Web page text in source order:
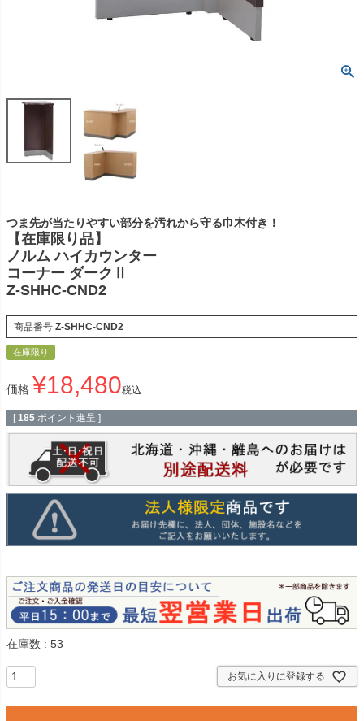
つま先が当たりやすい部分を汚れから守る巾木付き！
【在庫限り品】
ノルム ハイカウンター
コーナー ダークⅡ
Z-SHHC-CND2
商品番号 Z-SHHC-CND2
在庫限り
価格 ¥18,480税込
[ 185 ポイント進呈 ]
在庫数 53
お気に入りに登録する